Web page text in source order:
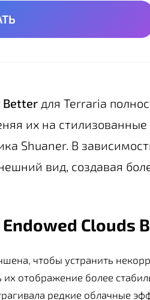
Better для Terraria
их на
Shuaner. В
вид, создавая
Clouds
чтобы устранить
их отображение более
редкие облачные